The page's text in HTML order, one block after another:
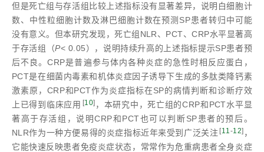
但是死亡组与存活组比较上述指标没有显著差异，说明白细胞计
数、中性粒细胞计数及淋巴细胞计数在预测SP患者转归中可能
没有意义。但本研究发现，死亡组NLR、PCT、CRP水平显著高
于存活组（P< 0.05），说明持续升高的上述指标提示SP患者预
后不良。CRP是普遍参与体内各种炎症的急性时相反应蛋白，
PCT是在细菌内毒素和机体炎症因子诱导下生成的多肽类降钙素
激素原，CRP和PCT作为炎症指标在SP的病情判断和诊断疗效
上已得到临床应用 [10] ，本研究中，死亡组的CRP和PCT水平显
著高于存活组，说明CRP和PCT也可以判断SP患者的预后。
NLR作为一种方便易得的炎症指标近年来受到广泛关注 [11 -12] ，
它能快速反映患者免疫炎症状态，常常作为危重病患者全身炎症